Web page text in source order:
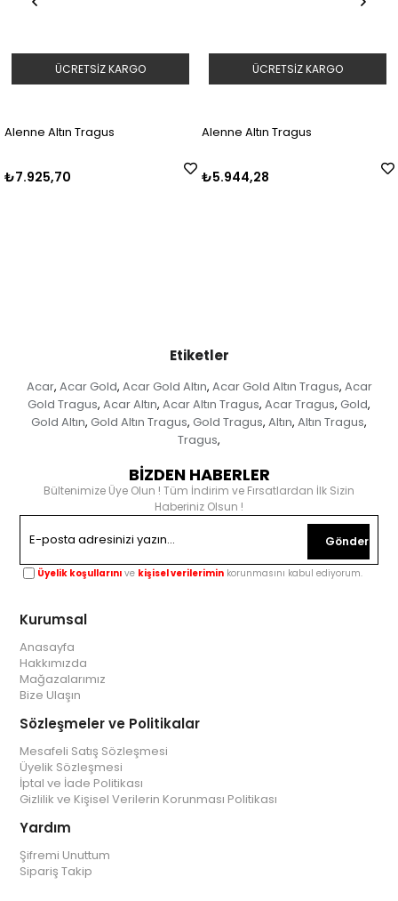
KARGO
Alenne Altın Tragus
ÜCRETSIZ KARGO
Acar Gold
Etiketler
Acar, Acar Gold, Acar Gold Altın, Acar Gold Altın Tragus, Acar
Gold Tragus, Acar Altın, Acar Altın Tragus, Acar Tragus, Gold,
Gold Altın, Gold Altın Tragus, Gold Tragus, Altın, Altın Tragus,
Tragus,
BİZDEN HABERLER
Bültenimize Üye Olun ! Tüm İndirim ve Fırsatlardan İlk Sizin
Haberiniz Olsun !
Gönder
Üyelik koşullarını ve kişisel verilerimin korunmasını kabul ediyorum.
Kurumsal
Anasayfa
Hakkımızda
Mağazalarımız
Bize Ulaşın
Sözleşmeler ve Politikalar
Mesafeli Satış Sözleşmesi
Üyelik Sözleşmesi
İptal ve İade Politikası
Gizlilik ve Kişisel Verilerin Korunması Politikası
Yardım
Şifremi Unuttum
Sipariş Takip